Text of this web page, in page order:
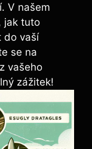
V našem
jak tuto
do vaší
se na
vašeho
zážitek!